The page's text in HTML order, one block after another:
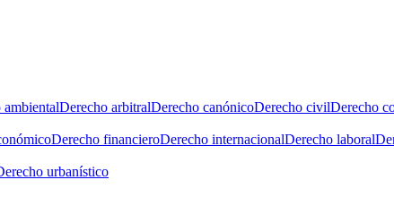
ambientalDerecho arbitralDerecho canónicoDerecho civilDerecho
Derecho financieroDerecho internacionalDerecho laboral
urbanístico